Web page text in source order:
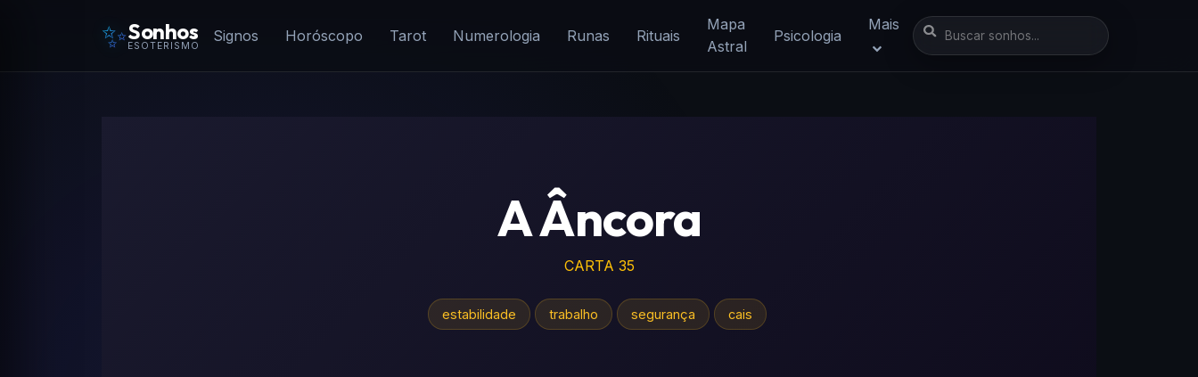
✨Sonhos
ESOTERISMO
Signos Horóscopo Tarot Numerologia Runas Rituais
Mapa
Astral
Psicologia
Mais
A Âncora
CARTA 35
estabilidade trabalho segurança cais